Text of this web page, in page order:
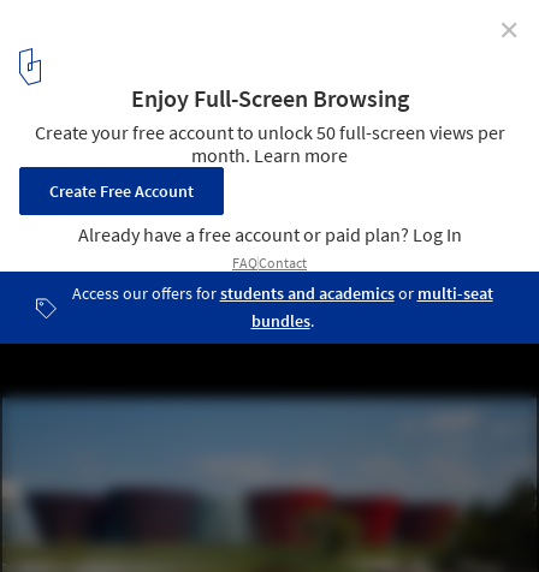
Architecte
© Paul Andreu Architecte
13 / 15
✕